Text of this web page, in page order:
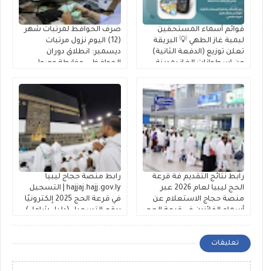
قوائم أسماء المستحقين
لبمبة غاز الطهي 💡 البريقة
تعلن توزيع (الدفعة الثانية)
من إسطوانات الغاز بمدينة
صرف الحوافظ لمرتبات شهر
(12) اليوم نزول مرتبات
ديسمبر: انطلاق دوران
الحوافظ .. وخارطة وصول
(راتبك لحظي)
رابط نتائج التقديم فة قرعة
الحج ليبيا لعام 2026 عبر
منصة حجاج الاستعلام عن
أسماء الفائزين في قرعة الحج
رابط منصة حجاج ليبيا
hajjaj.hajj.gov.ly | التسجيل
في قرعة الحج 2025 إلكترونيًا
برقم التسجيل (دليل شامل)
تعليقات